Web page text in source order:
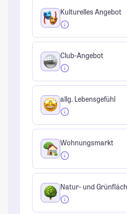
Kulturelles Angebot
Club-Angebot
allg. Lebensgefühl
Wohnungsmarkt
Natur- und